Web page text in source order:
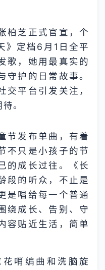
柏芝正式官宣，个
》定档6月1日全平
歌，她用最真实的
守护的日常故事。
交平台引发关注，
。
节发布单曲，有着
不只是小孩子的节
的成长过往。《长
段的听众，不止是
是唱给每一个普通
绕成长、告别、守
容贴近生活，简单
哨编曲和洗脑旋